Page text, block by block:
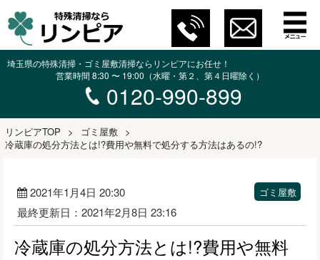
埼玉県の特殊清掃・ゴミ屋敷清掃ならリンピアにお任せ！
営業時間 8:30 〜 19:00（水曜・第２、第４日曜除く）
0120-990-899
リンピアTOP > ゴミ屋敷 >
冷蔵庫の処分方法とは!?費用や無料で処分する方法はあるの!?
2021年1月4日 20:30
最終更新日：2021年2月8日 23:16
ゴミ屋敷
冷蔵庫の処分方法とは!?費用や無料